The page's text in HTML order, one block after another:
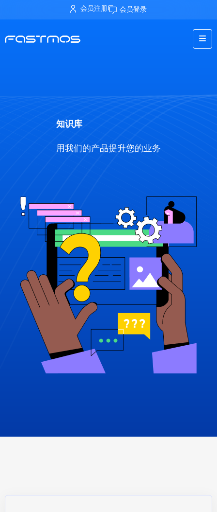
会员注册 会员登录
知识库
用我们的产品提升您的业务